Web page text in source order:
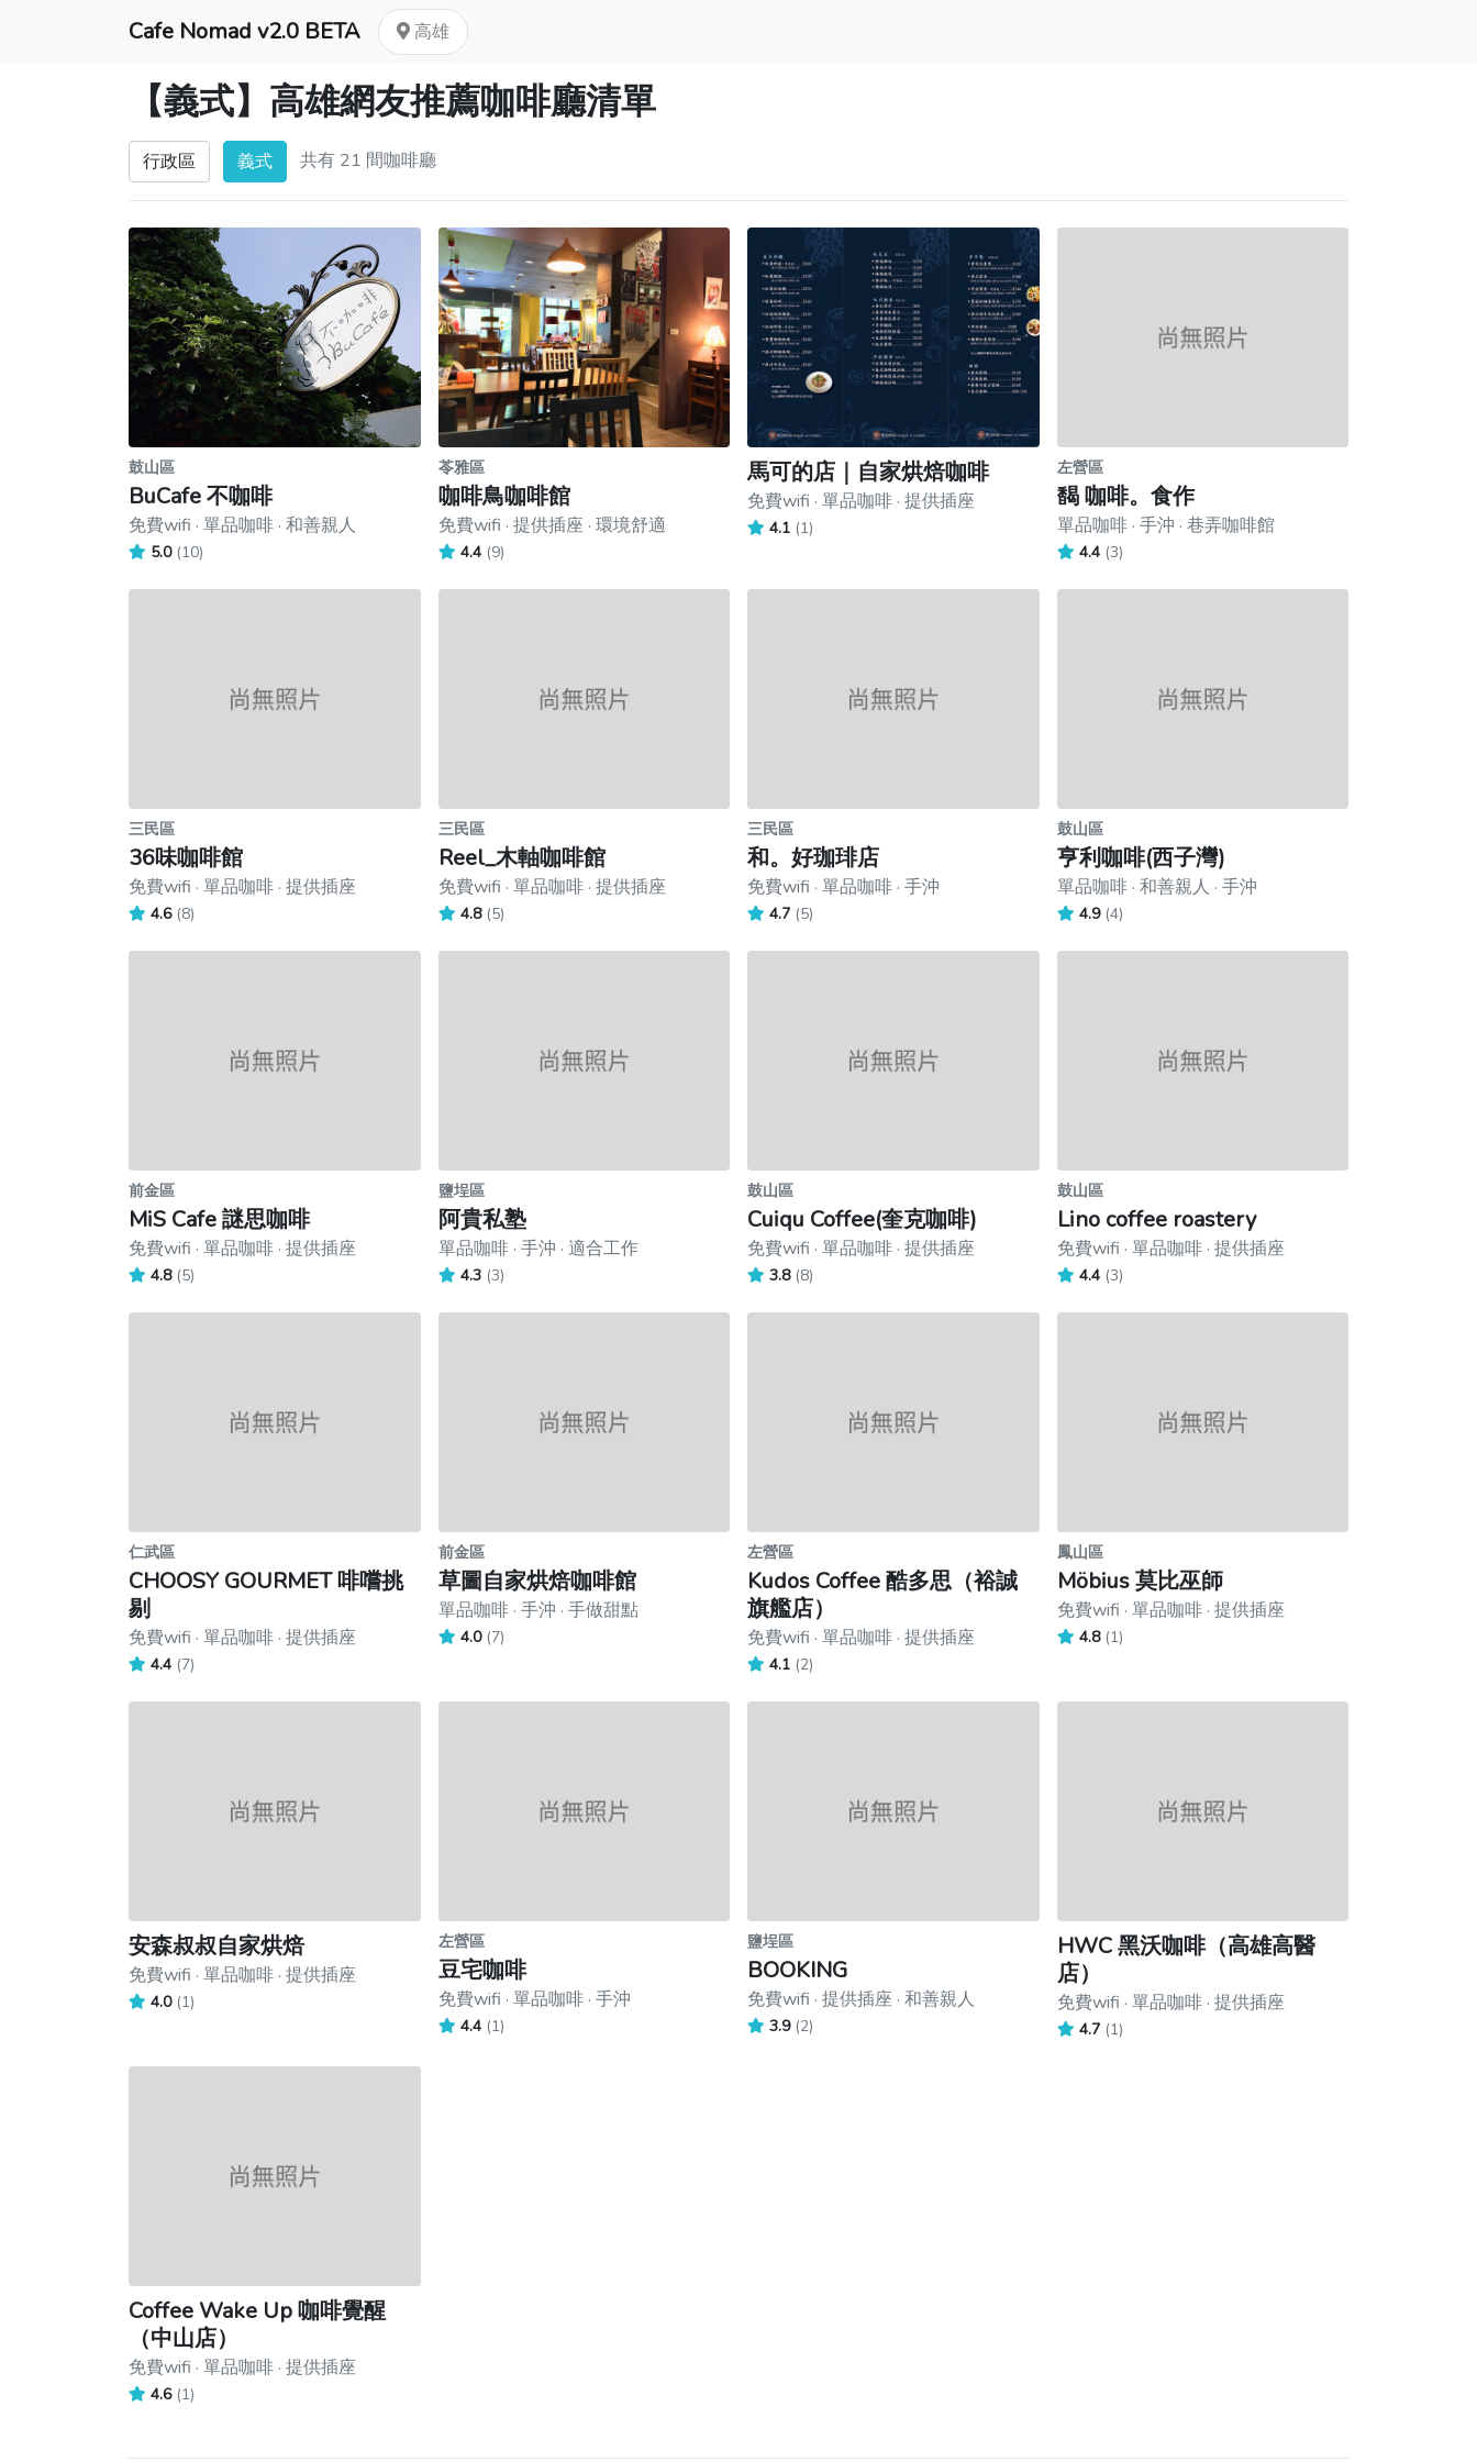
Cafe Nomad v2.0 BETA 高雄
【義式】高雄網友推薦咖啡廳清單
行政區 義式 共有 21 間咖啡廳
鼓山區
BuCafe 不咖啡
免費wifi · 單品咖啡 · 和善親人
5.0 (10)
苓雅區
咖啡鳥咖啡館
免費wifi · 提供插座 · 環境舒適
4.4 (9)
馬可的店｜自家烘焙咖啡
免費wifi · 單品咖啡 · 提供插座
4.1 (1)
左營區
馤 咖啡。食作
單品咖啡 · 手沖 · 巷弄咖啡館
4.4 (3)
三民區
36味咖啡館
免費wifi · 單品咖啡 · 提供插座
4.6 (8)
三民區
Reel_木軸咖啡館
免費wifi · 單品咖啡 · 提供插座
4.8 (5)
三民區
和。好珈琲店
免費wifi · 單品咖啡 · 手沖
4.7 (5)
鼓山區
亨利咖啡(西子灣)
單品咖啡 · 和善親人 · 手沖
4.9 (4)
前金區
MiS Cafe 謎思咖啡
免費wifi · 單品咖啡 · 提供插座
4.8 (5)
鹽埕區
阿貴私塾
單品咖啡 · 手沖 · 適合工作
4.3 (3)
鼓山區
Cuiqu Coffee(奎克咖啡)
免費wifi · 單品咖啡 · 提供插座
3.8 (8)
鼓山區
Lino coffee roastery
免費wifi · 單品咖啡 · 提供插座
4.4 (3)
仁武區
CHOOSY GOURMET 啡嚐挑
剔
免費wifi · 單品咖啡 · 提供插座
4.4 (7)
前金區
草圖自家烘焙咖啡館
單品咖啡 · 手沖 · 手做甜點
4.0 (7)
左營區
Kudos Coffee 酷多思（裕誠
旗艦店）
免費wifi · 單品咖啡 · 提供插座
4.1 (2)
鳳山區
Möbius 莫比巫師
免費wifi · 單品咖啡 · 提供插座
4.8 (1)
安森叔叔自家烘焙
免費wifi · 單品咖啡 · 提供插座
4.0 (1)
左營區
豆宅咖啡
免費wifi · 單品咖啡 · 手沖
4.4 (1)
鹽埕區
BOOKING
免費wifi · 提供插座 · 和善親人
3.9 (2)
HWC 黑沃咖啡（高雄高醫
店）
免費wifi · 單品咖啡 · 提供插座
4.7 (1)
Coffee Wake Up 咖啡覺醒
（中山店）
免費wifi · 單品咖啡 · 提供插座
4.6 (1)